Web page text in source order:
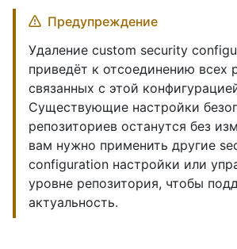
Предупреждение
Удаление custom security
приведёт к отсоединению всех
связанных с этой
Существующие настройки
репозиториев останутся без
вам нужно применить другие
configuration настройки или
уровне репозитория, чтобы
актуальность.